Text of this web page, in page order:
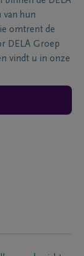
hun
omtrent de
DELA Groep
vindt u in onze